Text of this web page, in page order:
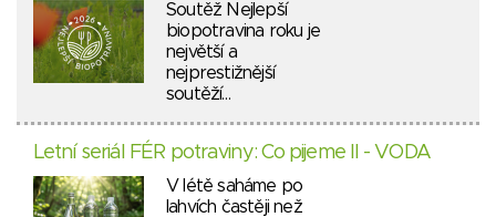
Soutěž Nejlepší
biopotravina roku je
největší a
nejprestižnější
soutěží…
Letní seriál FÉR potraviny: Co pijeme II - VODA
V létě saháme po
lahvích častěji než